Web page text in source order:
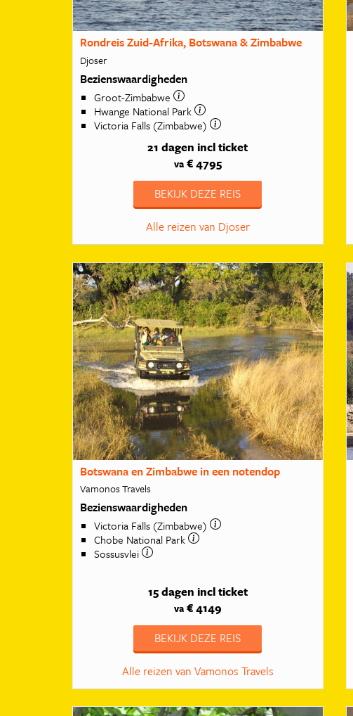
Rondreis Zuid-Afrika, Botswana & Zimbabwe
Djoser
Bezienswaardigheden
Groot-Zimbabwe
Hwange National Park
Victoria Falls (Zimbabwe)
21 dagen incl ticket
va€ 4795
BEKIJK DEZE REIS
Alle reizen van Djoser
Botswana en Zimbabwe in een notendop
Vamonos Travels
Bezienswaardigheden
Victoria Falls (Zimbabwe)
Chobe National Park
Sossusvlei
15 dagen incl ticket
va€ 4149
BEKIJK DEZE REIS
Alle reizen van Vamonos Travels